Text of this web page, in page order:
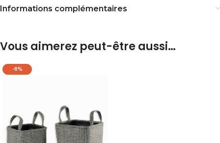
Informations complémentaires
Vous aimerez peut-être aussi…
-8%